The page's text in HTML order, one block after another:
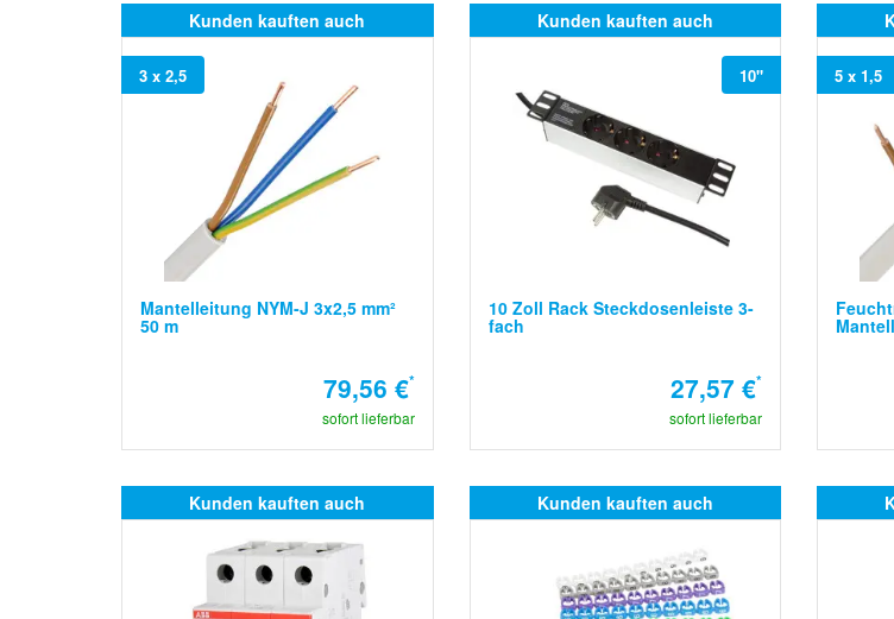
Kunden kauften auch
3 x 2,5
Mantelleitung NYM-J 3x2,5 mm²
50 m
79,56 €*
sofort lieferbar
Kunden kauften auch
10"
10 Zoll Rack Steckdosenleiste 3-
fach
27,57 €*
sofort lieferbar
5 x 1,5
Kunden kauften auch Kunden kauften auch